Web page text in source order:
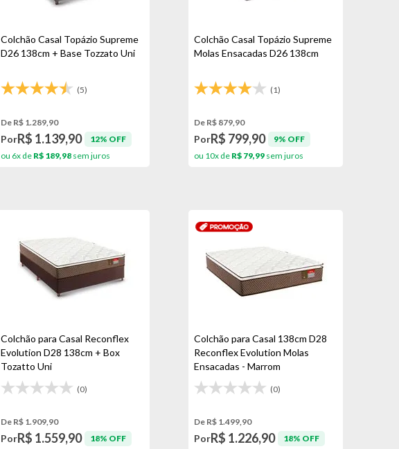
Colchão Casal Topázio Supreme
D26 138cm + Base Tozzato Uni
(5)
De R$ 1.289,90
PorR$ 1.139,90
12% OFF
ou 6x de R$ 189,98 sem juros
Colchão Casal Topázio Supreme
Molas Ensacadas D26 138cm
(1)
De R$ 879,90
PorR$ 799,90
9% OFF
ou 10x de R$ 79,99sem juros
Colchão para Casal Reconflex
Evolution D28 138cm + Box
Tozatto Uni
(0)
De R$ 1.909,90
PorR$ 1.559,90
18% OFF
Colchão para Casal 138cm D28
Reconflex Evolution Molas
Ensacadas - Marrom
(0)
De R$ 1.499,90
PorR$ 1.226,90
18% OFF